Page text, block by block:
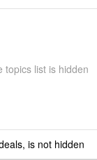
topics list is hidden
is not hidden